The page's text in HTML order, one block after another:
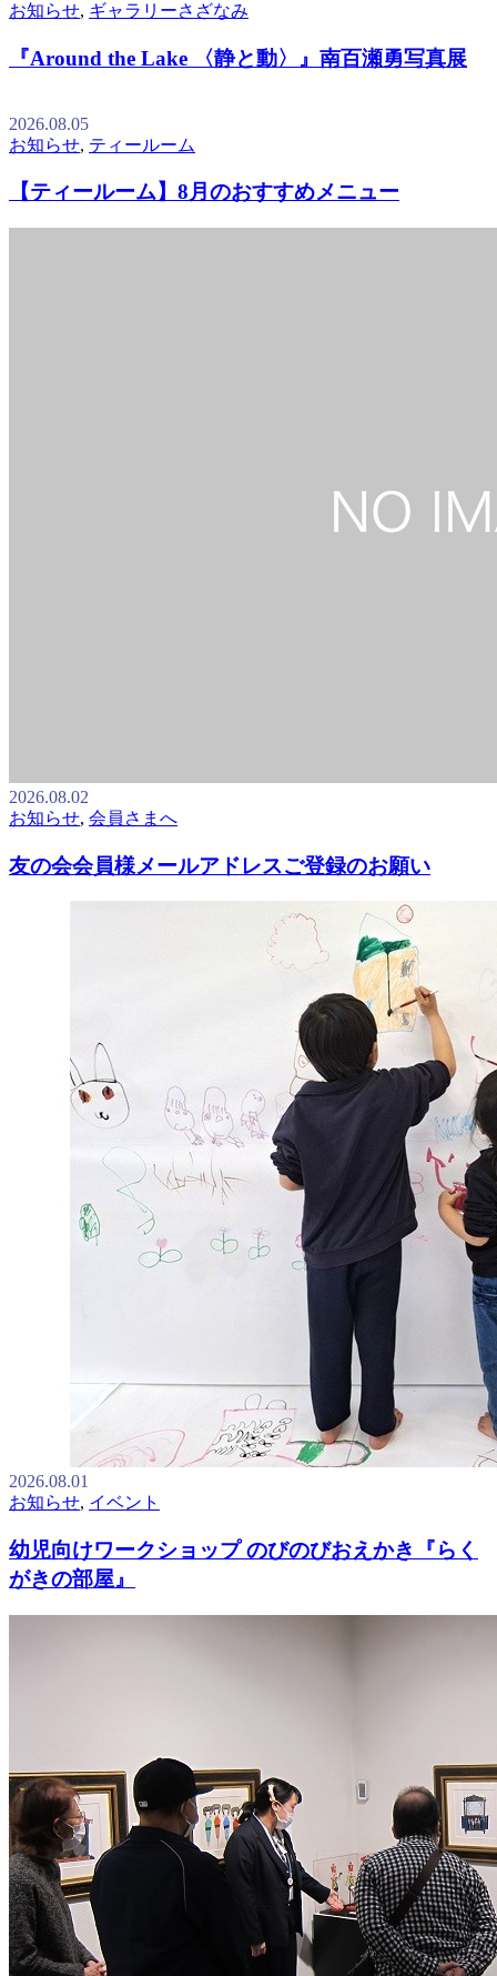
お知らせ, ギャラリーさざなみ
『Around the Lake 〈静と動〉』南百瀬勇写真展
2026.08.05
お知らせ, ティールーム
【ティールーム】8月のおすすめメニュー
2026.08.02
お知らせ, 会員さまへ
友の会会員様メールアドレスご登録のお願い
2026.08.01
お知らせ, イベント
幼児向けワークショップ のびのびおえかき『らく
がきの部屋』